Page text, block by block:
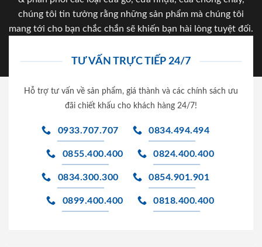
chúng tôi tin tưởng rằng những sản phẩm mà chúng tôi
mang tới cho bạn chắc chắn sẽ khiến bạn hài lòng tuyệt đối.
TƯ VẤN TRỰC TIẾP 24/7
Hỗ trợ tư vấn về sản phẩm, giá thành và các chính sách ưu
đãi chiết khấu cho khách hàng 24/7!
0933.707.707 0834.494.494
0855.400.400 0824.400.400
0834.300.300 0854.901.901
0899.400.400 0818.400.400